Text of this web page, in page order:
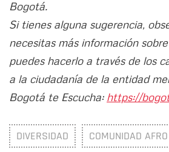
Bogotá.
Si tienes alguna sugerencia,
necesitas más información
puedes hacerlo a través de los
a la ciudadanía de la entidad
Bogotá te Escucha: https://
DIVERSIDAD COMUNIDAD AFRO